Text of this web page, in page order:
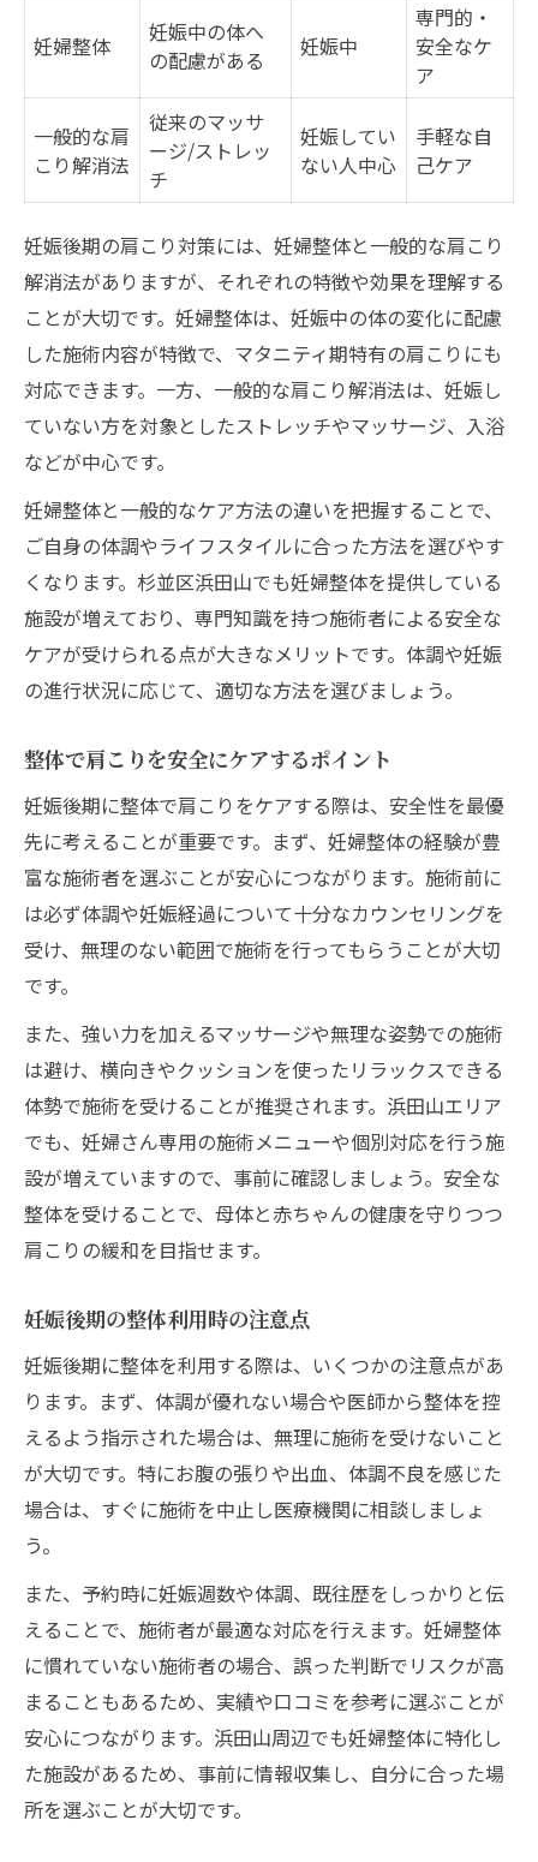
妊婦整体
妊娠中の体へ
の配慮がある
妊娠中
専門的・
安全なケ
ア
一般的な肩
こり解消法
従来のマッサ
ージ/ストレッ
チ
妊娠してい
ない人中心
手軽な自
己ケア
妊娠後期の肩こり対策には、妊婦整体と一般的な肩こり
解消法がありますが、それぞれの特徴や効果を理解する
ことが大切です。妊婦整体は、妊娠中の体の変化に配慮
した施術内容が特徴で、マタニティ期特有の肩こりにも
対応できます。一方、一般的な肩こり解消法は、妊娠し
ていない方を対象としたストレッチやマッサージ、入浴
などが中心です。
妊婦整体と一般的なケア方法の違いを把握することで、
ご自身の体調やライフスタイルに合った方法を選びやす
くなります。杉並区浜田山でも妊婦整体を提供している
施設が増えており、専門知識を持つ施術者による安全な
ケアが受けられる点が大きなメリットです。体調や妊娠
の進行状況に応じて、適切な方法を選びましょう。
整体で肩こりを安全にケアするポイント
妊娠後期に整体で肩こりをケアする際は、安全性を最優
先に考えることが重要です。まず、妊婦整体の経験が豊
富な施術者を選ぶことが安心につながります。施術前に
は必ず体調や妊娠経過について十分なカウンセリングを
受け、無理のない範囲で施術を行ってもらうことが大切
です。
また、強い力を加えるマッサージや無理な姿勢での施術
は避け、横向きやクッションを使ったリラックスできる
体勢で施術を受けることが推奨されます。浜田山エリア
でも、妊婦さん専用の施術メニューや個別対応を行う施
設が増えていますので、事前に確認しましょう。安全な
整体を受けることで、母体と赤ちゃんの健康を守りつつ
肩こりの緩和を目指せます。
妊娠後期の整体利用時の注意点
妊娠後期に整体を利用する際は、いくつかの注意点があ
ります。まず、体調が優れない場合や医師から整体を控
えるよう指示された場合は、無理に施術を受けないこと
が大切です。特にお腹の張りや出血、体調不良を感じた
場合は、すぐに施術を中止し医療機関に相談しましょ
う。
また、予約時に妊娠週数や体調、既往歴をしっかりと伝
えることで、施術者が最適な対応を行えます。妊婦整体
に慣れていない施術者の場合、誤った判断でリスクが高
まることもあるため、実績や口コミを参考に選ぶことが
安心につながります。浜田山周辺でも妊婦整体に特化し
た施設があるため、事前に情報収集し、自分に合った場
所を選ぶことが大切です。